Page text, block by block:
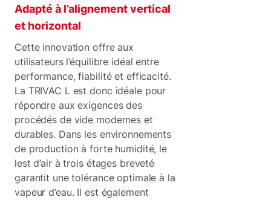
Adapté à l’alignement vertical
et horizontal
Cette innovation offre aux
utilisateurs l’équilibre idéal entre
performance, fiabilité et efficacité.
La TRIVAC L est donc idéale pour
répondre aux exigences des
procédés de vide modernes et
durables. Dans les environnements
de production à forte humidité, le
lest d’air à trois étages breveté
garantit une tolérance optimale à la
vapeur d’eau. Il est également